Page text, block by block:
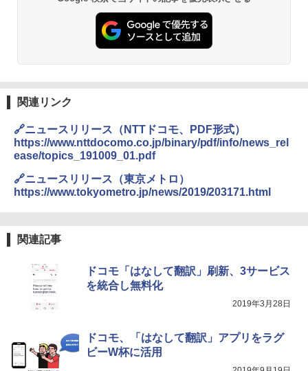
関連リンク
🔗ニュースリリース（NTTドコモ、PDF形式）
https://www.nttdocomo.co.jp/binary/pdf/info/news_rel
ease/topics_191009_01.pdf
🔗ニュースリリース（東京メトロ）
https://www.tokyometro.jp/news/2019/203171.html
関連記事
ドコモ「はなして翻訳」刷新、3サービス
を統合し無料化
2019年3月28日
ドコモ、「はなして翻訳」アプリをラグ
ビーW杯に活用